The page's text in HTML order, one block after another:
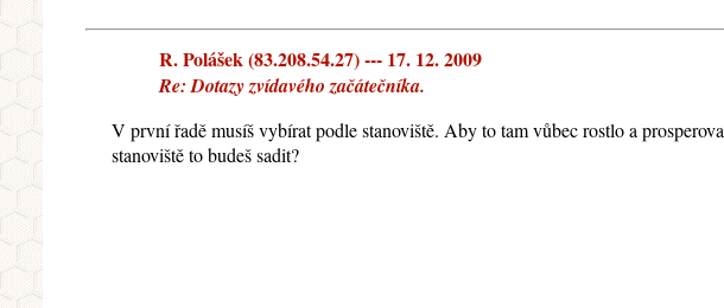
R. Polášek (83.208.54.27) --- 17. 12. 2009
Re: Dotazy zvídavého začátečníka.
V první řadě musíš vybírat podle stanoviště. Aby to tam vůbec rostlo a
stanoviště to budeš sadit?